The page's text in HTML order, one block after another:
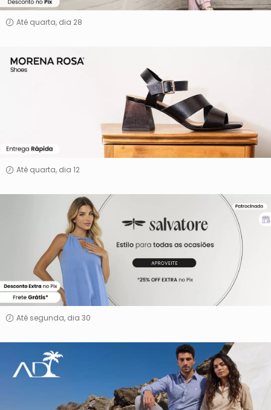
Até quarta, dia 28
Morena
Rosa
Até quarta, dia 12
Até segunda, dia 30
Fashion